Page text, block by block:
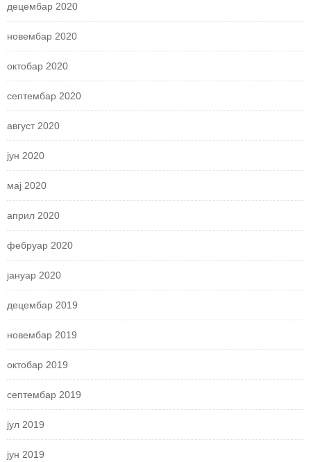
децембар 2020
новембар 2020
октобар 2020
септембар 2020
август 2020
јун 2020
мај 2020
април 2020
фебруар 2020
јануар 2020
децембар 2019
новембар 2019
октобар 2019
септембар 2019
јул 2019
јун 2019